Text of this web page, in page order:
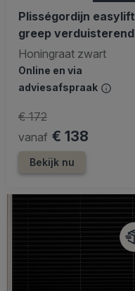
Plisségordijn easylift
greep verduisterend
Honingraat zwart
Online en via
adviesafspraak
vanaf € 138
€ 172
Bekijk nu